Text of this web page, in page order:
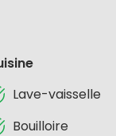
Lave-vaisselle
Bouilloire